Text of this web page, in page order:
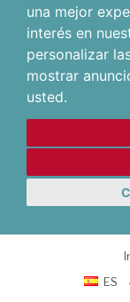
una mejor
interés en
personalizar
mostrar
usted.
ES